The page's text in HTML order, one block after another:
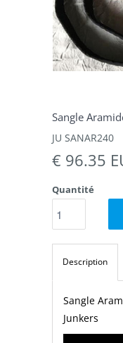
Sangle
JU SANAR240
€ 96.35
Quantité
Description
Sangle
Junkers